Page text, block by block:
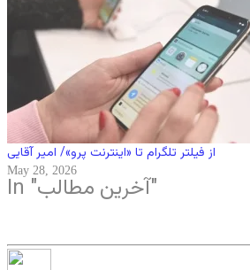
از فیلتر تلگرام تا «اینترنت پرو»/ امیر آقایی
May 28, 2026
In "آخرین مطالب"